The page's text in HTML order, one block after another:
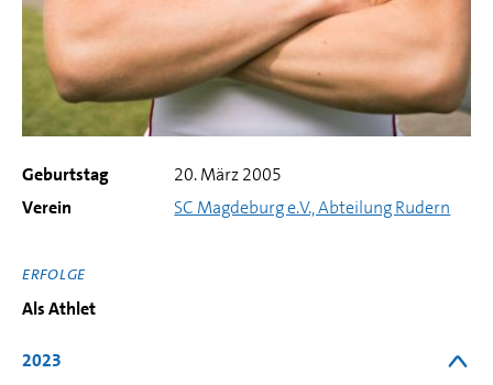
Geburtstag
20. März 2005
Verein
SC Magdeburg e.V., Abteilung Rudern
ERFOLGE
Als Athlet
2023